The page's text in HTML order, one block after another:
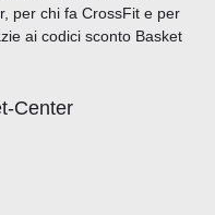
per chi fa CrossFit e per
ai codici sconto Basket
Center